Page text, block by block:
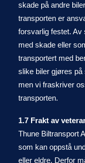
skade på andre
transporten er
forsvarlig festet.
med skade eller
transportert med
slike biler gjøres
men vi fraskriver
transporten.
1.7 Frakt av
Thune Biltransport
som kan oppstå
eller eldre. Derfor